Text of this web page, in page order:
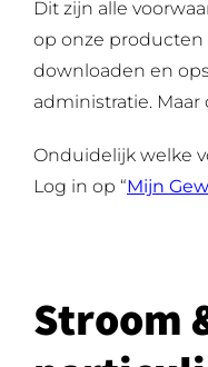
Dit zijn alle
op onze producten
downloaden en
administratie.
Onduidelijk welke
Log in op “Mijn
Stroom